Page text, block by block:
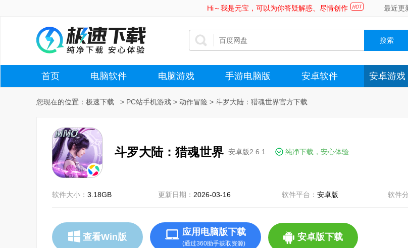
Hi～我是元宝，可以为你答疑解惑、尽情创作 最近更
首页 电脑软件 电脑游戏 手游电脑版 安卓软件 安卓游戏
您现在的位置： 极速下载 > PC站手机游戏 > 动作冒险 > 斗罗大陆：猎魂世界官方下载
斗罗大陆：猎魂世界 安卓版2.6.1 纯净下载，安心体验
软件大小： 3.18GB 更新日期： 2026-03-16 软件平台： 安卓版 软件
查看Win版 应用电脑版下载
(通过360助手获取资源)
安卓版下载